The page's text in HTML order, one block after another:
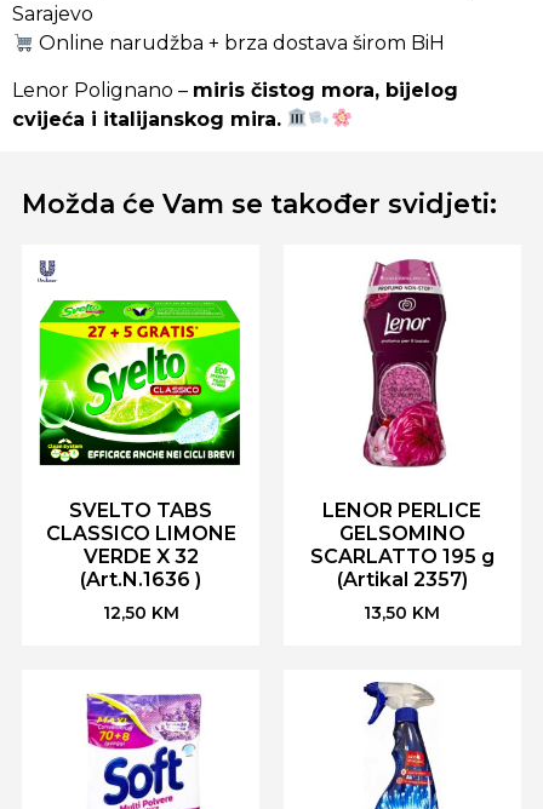
Sarajevo
Online narudžba + brza dostava širom BiH
Lenor Polignano – miris čistog mora, bijelog
cvijeća i italijanskog mira.
Možda će Vam se također svidjeti:
SVELTO TABS
CLASSICO LIMONE
VERDE X 32
(Art.N.1636 )
12,50 KM
LENOR PERLICE
GELSOMINO
SCARLATTO 195 g
(Artikal 2357)
13,50 KM